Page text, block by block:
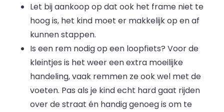
Let bij aankoop op dat ook het frame niet te
hoog is, het kind moet er makkelijk op en af
kunnen stappen.
Is een rem nodig op een loopfiets? Voor de
kleintjes is het weer een extra moeilijke
handeling, vaak remmen ze ook wel met de
voeten. Pas als je kind echt hard gaat rijden
over de straat én handig genoeg is om te